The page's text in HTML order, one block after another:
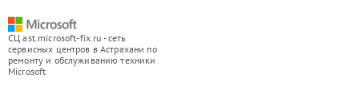
СЦ ast.microsoft-fix.ru - сеть
сервисных центров в Астрахани по
ремонту и обслуживанию техники
Microsoft